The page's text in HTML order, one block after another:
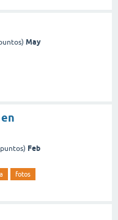
May
puntos) Feb
fotos